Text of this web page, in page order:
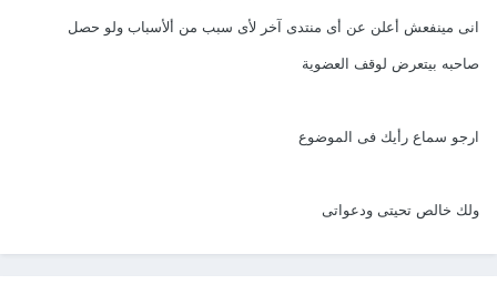
انى مينفعش أعلن عن أى منتدى آخر لأى سبب من ألأسباب ولو حصل
صاحبه بيتعرض لوقف العضوية
ارجو سماع رأيك فى الموضوع
ولك خالص تحيتى ودعواتى